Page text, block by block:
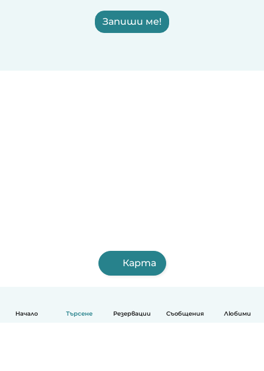
Начало Търсене Резервации Съобщения Любими
Запиши ме!
Карта